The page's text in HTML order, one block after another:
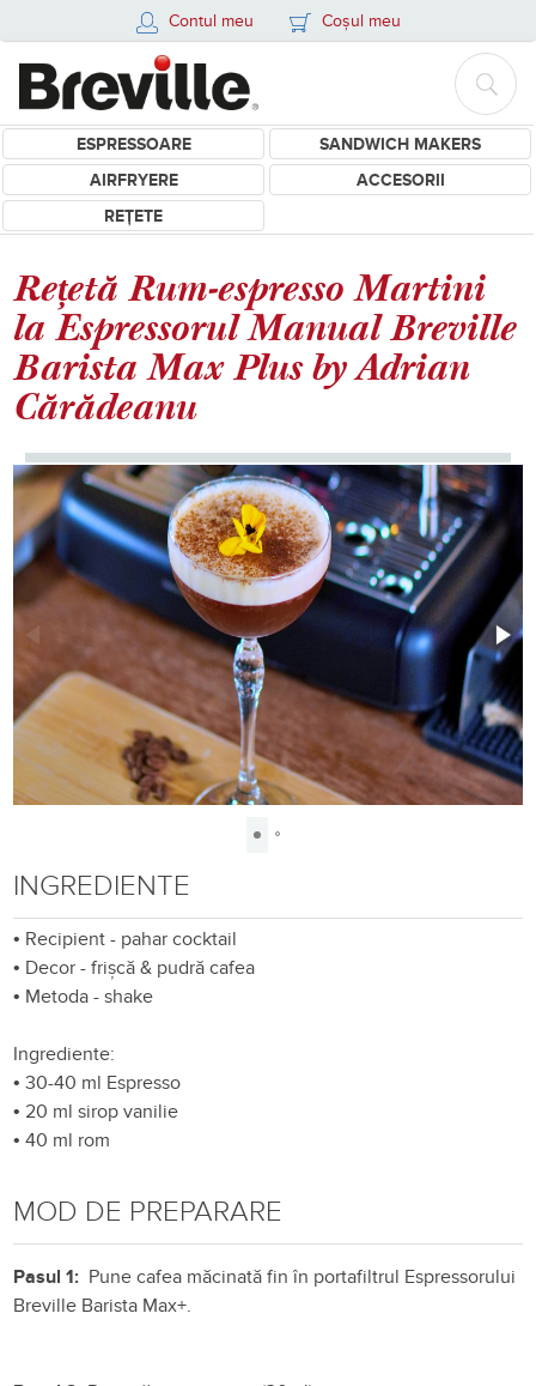
Contul meu Coșul meu
ESPRESSOARE
SANDWICH MAKERS
AIRFRYERE
ACCESORII
REȚETE
Rețetă Rum-espresso Martini
la Espressorul Manual Breville
Barista Max Plus by Adrian
Cărădeanu
INGREDIENTE
• Recipient - pahar cocktail
• Decor - frișcă & pudră cafea
• Metoda - shake
Ingrediente:
•30-40 ml Espresso
• 20 ml sirop vanilie
•40 ml rom
MOD DE PREPARARE
Pasul 1: Pune cafea măcinată fin în portafiltrul Espressorului
Breville Barista Max+.